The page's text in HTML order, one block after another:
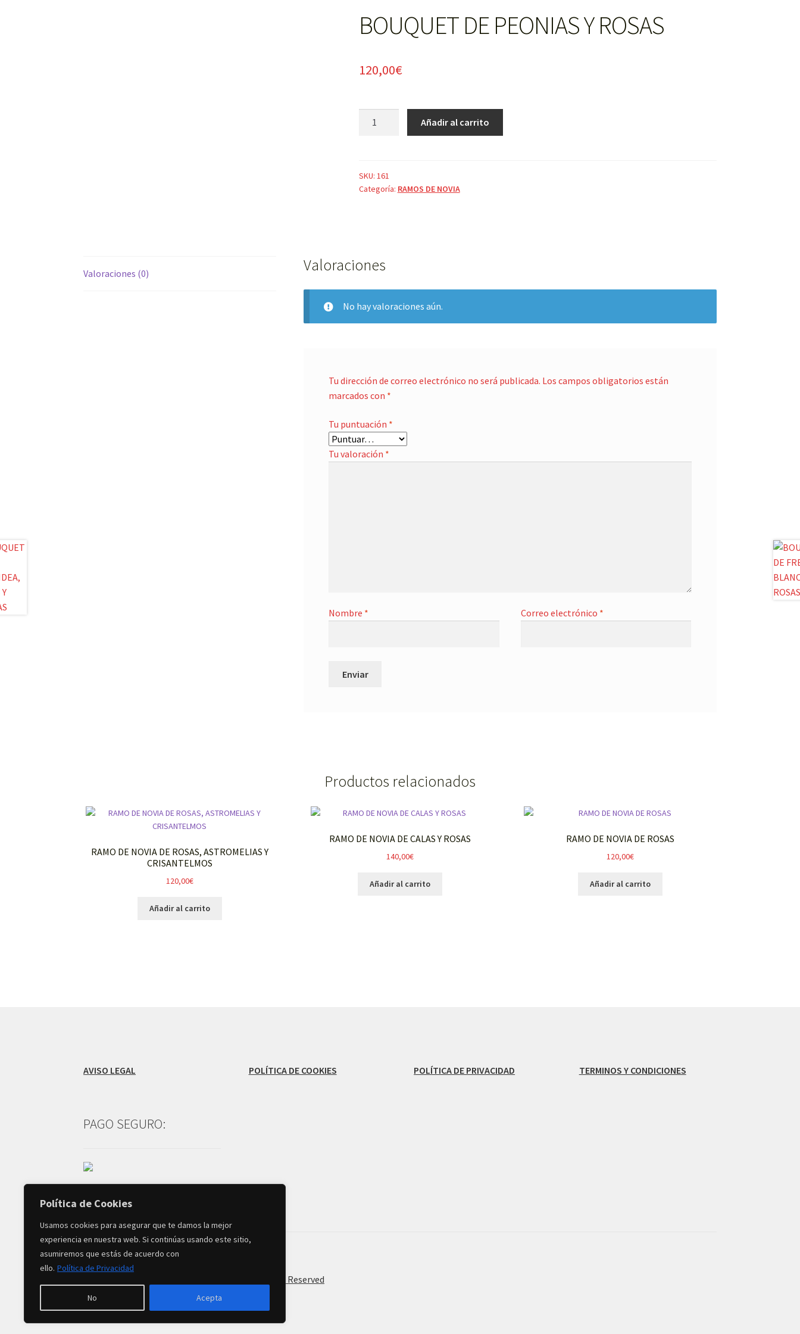
Política de Cookies
Usamos cookies para asegurar que te damos la mejor
experiencia en nuestra web. Si continúas usando este sitio,
asumiremos que estás de acuerdo con
ello. Política de Privacidad
No Acepta
BOUQUET DE PEONIAS Y ROSAS
120,00€
ROSAS
cantidad
Añadir al carrito
SKU: 161
Categoría: RAMOS DE NOVIA
Valoraciones (0) Valoraciones
No hay valoraciones aún.
Tu dirección de correo electrónico no será publicada. Los campos obligatorios están
marcados con *
Tu puntuación *
Tu valoración *
Nombre * Correo electrónico *
Productos relacionados
RAMO DE NOVIA DE ROSAS, ASTROMELIAS Y
CRISANTELMOS
120,00€
Añadir al carrito
RAMO DE NOVIA DE CALAS Y ROSAS
140,00€
Añadir al carrito
RAMO DE NOVIA DE ROSAS
120,00€
Añadir al carrito
AVISO LEGAL
PAGO SEGURO:
POLÍTICA DE COOKIES POLÍTICA DE PRIVACIDAD TERMINOS Y CONDICIONES
© Creado por
Copyright 2026 TIENDA MARIVí FLORES All Rights Reserved